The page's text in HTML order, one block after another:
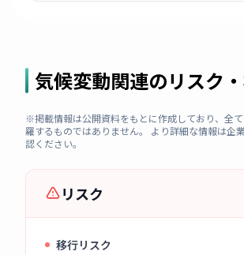
気候変動関連のリスク
※掲載情報は公開資料をもとに作成しており、全
羅するものではありません。 より詳細な情報は企
認ください。
リスク
移行リスク